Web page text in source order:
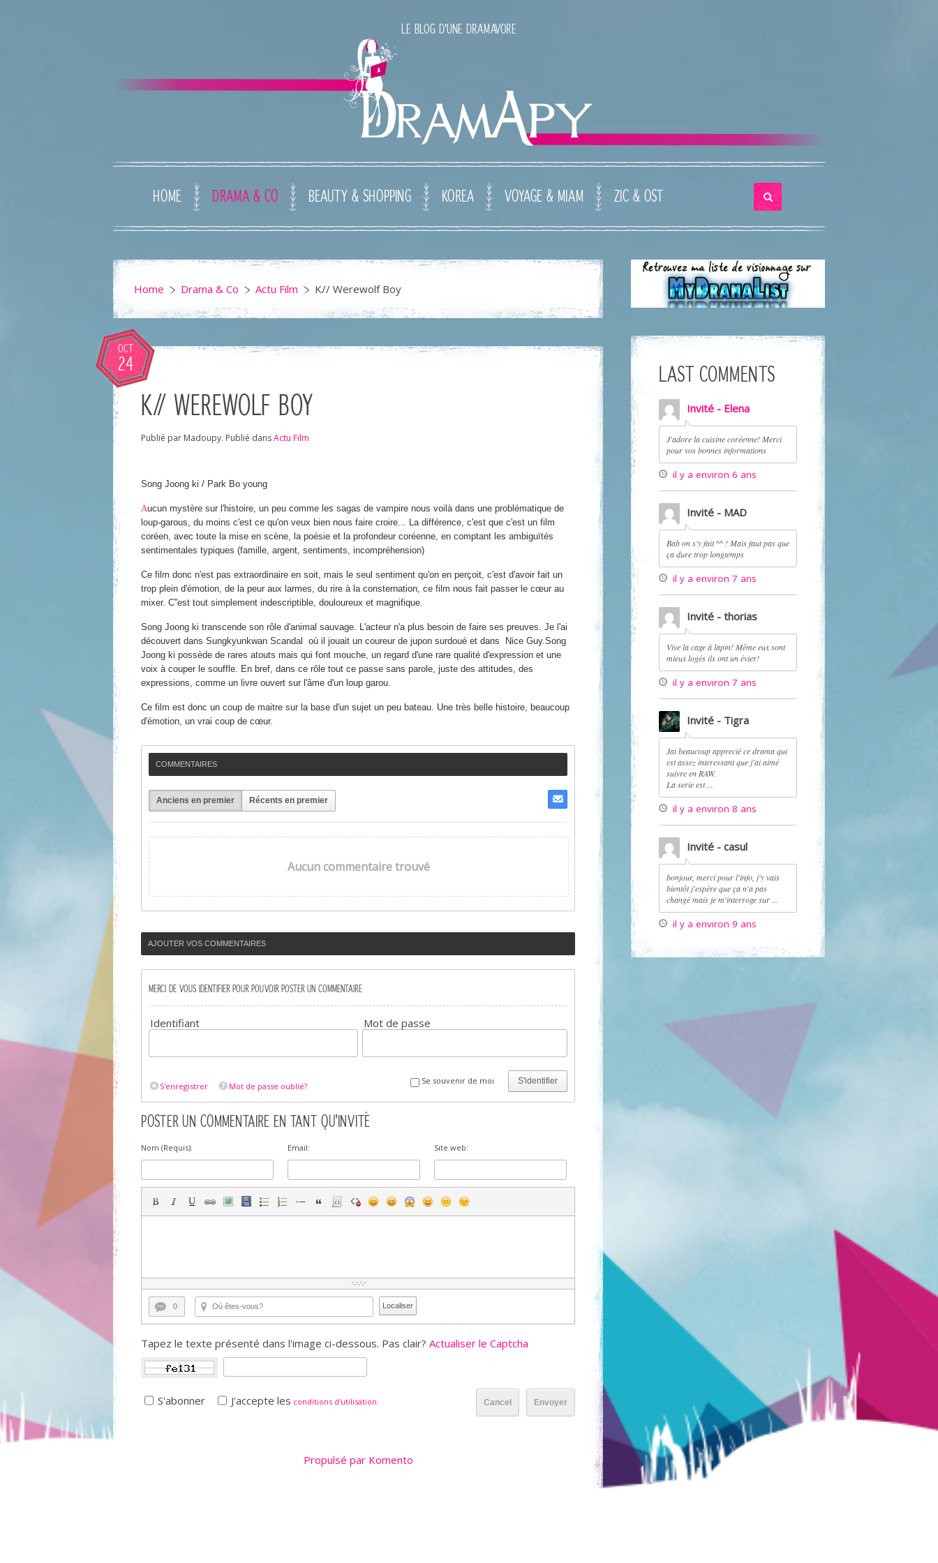
LE BLOG D'UNE DRAMAVORE
HOME DRAMA & CO BEAUTY & SHOPPING KOREA VOYAGE & MIAM ZIC & OST
Home Drama & Co Actu Film K// Werewolf Boy
OCT
24
K// WEREWOLF BOY
Publié par Madoupy. Publié dansActu Film
Song Joong ki / Park Bo young
Aucun mystère sur l'histoire, un peu comme les sagas de vampire nous voilà dans une problématique de
loup-garous, du moins c'est ce qu'on veux bien nous faire croire... La différence, c'est que c'est un film
coréen, avec toute la mise en scène, la poésie et la profondeur coréenne, en comptant les ambiguïtés
sentimentales typiques (famille, argent, sentiments, incompréhension)
Ce film donc n'est pas extraordinaire en soit, mais le seul sentiment qu'on en perçoit, c'est d'avoir fait un
trop plein d'émotion, de la peur aux larmes, du rire à la consternation, ce film nous fait passer le cœur au
mixer. C''est tout simplement indescriptible, douloureux et magnifique.
Song Joong ki transcende son rôle d'animal sauvage. L'acteur n'a plus besoin de faire ses preuves. Je l'ai
découvert dans Sungkyunkwan Scandal où il jouait un coureur de jupon surdoué et dans Nice Guy.Song
Joong ki possède de rares atouts mais qui font mouche, un regard d'une rare qualité d'expression et une
voix à couper le souffle. En bref, dans ce rôle tout ce passe sans parole, juste des attitudes, des
expressions, comme un livre ouvert sur l'âme d'un loup garou.
Ce film est donc un coup de maitre sur la base d'un sujet un peu bateau. Une très belle histoire, beaucoup
d'émotion, un vrai coup de cœur.
COMMENTAIRES
Anciens en premier Récents en premier
Aucun commentaire trouvé
AJOUTER VOS COMMENTAIRES
MERCI DE VOUS IDENTIFIER POUR POUVOIR POSTER UN COMMENTAIRE
Identifiant Mot de passe
S'identifier
Se souvenir de moi
S'enregistrer Mot de passe oublié?
POSTER UN COMMENTAIRE EN TANT QU'INVITÉ
Nom (Requis): Email: Site web:
0 Localiser
Tapez le texte présenté dans l'image ci-dessous. Pas clair? Actualiser le Captcha
Envoyer
Cancel
S'abonner J'accepte les conditions d'utilisation
Propulsé par Komento
LAST COMMENTS
Invité - Elena
J'adore la cuisine coréenne! Merci
pour vos bonnes informations
il y a environ 6 ans
Invité - MAD
Bah on s'y fait ^^ ! Mais faut pas que
ça dure trop longtemps
il y a environ 7 ans
Invité - thorias
Vive la cage à lapin! Même eux sont
mieux logés ils ont un évier!
il y a environ 7 ans
Invité - Tigra
Jai beaucoup apprecié ce drama qui
est assez interessant que j'ai aimé
suivre en RAW.
La serie est ...
il y a environ 8 ans
Invité - casul
bonjour, merci pour l'info, j'y vais
bientôt j'espère que ça n'a pas
changé mais je m'interroge sur ...
il y a environ 9 ans